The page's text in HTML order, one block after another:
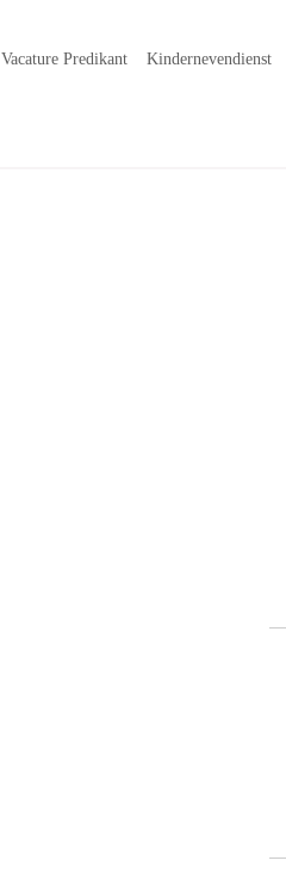
Vacature Predikant Kindernevendienst